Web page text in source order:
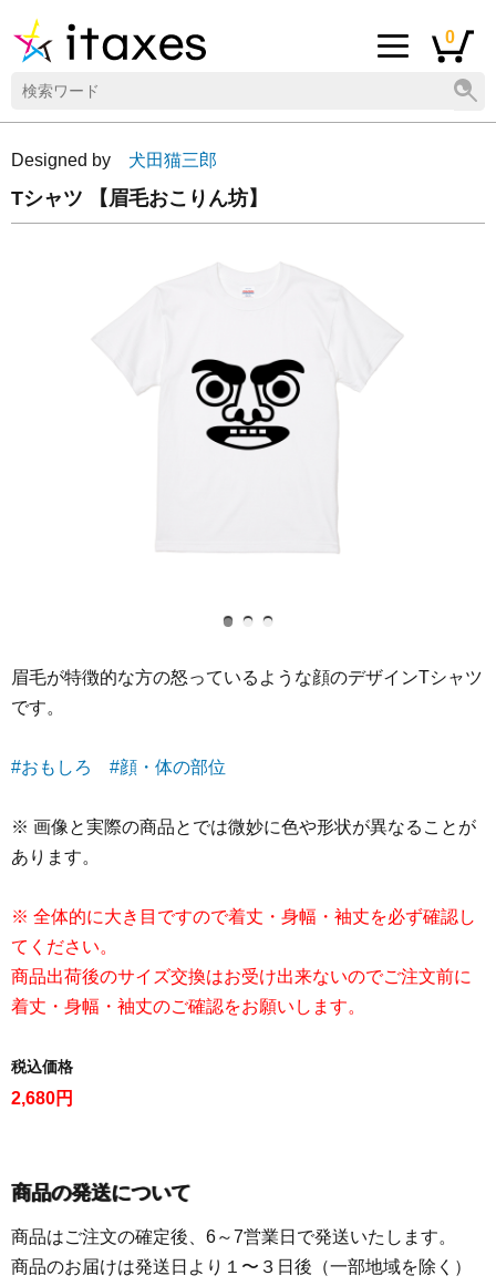
0
Designed by 犬田猫三郎
Tシャツ 【眉毛おこりん坊】
眉毛が特徴的な方の怒っているような顔のデザインTシャツ
です。
#おもしろ #顔・体の部位
※ 画像と実際の商品とでは微妙に色や形状が異なることが
あります。
※ 全体的に大き目ですので着丈・身幅・袖丈を必ず確認し
てください。
商品出荷後のサイズ交換はお受け出来ないのでご注文前に
着丈・身幅・袖丈のご確認をお願いします。
税込価格
2,680円
商品の発送について
商品はご注文の確定後、6～7営業日で発送いたします。
商品のお届けは発送日より１〜３日後（一部地域を除く）